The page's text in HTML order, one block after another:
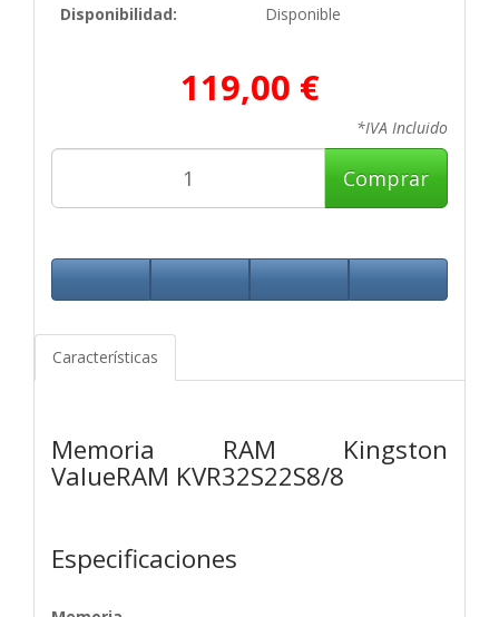
Disponibilidad:
Disponible
119,00 €
*IVA Incluido
Comprar
Características
Memoria RAM Kingston
ValueRAM KVR32S22S8/8
Especificaciones